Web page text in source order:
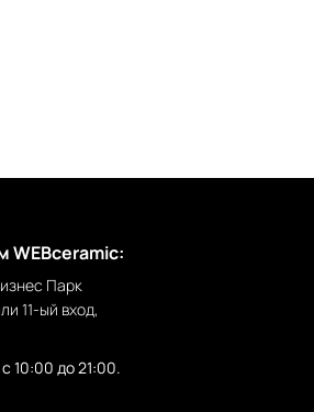
WEBceramic:
Парк
11-ый вход,
10:00 до 21:00.